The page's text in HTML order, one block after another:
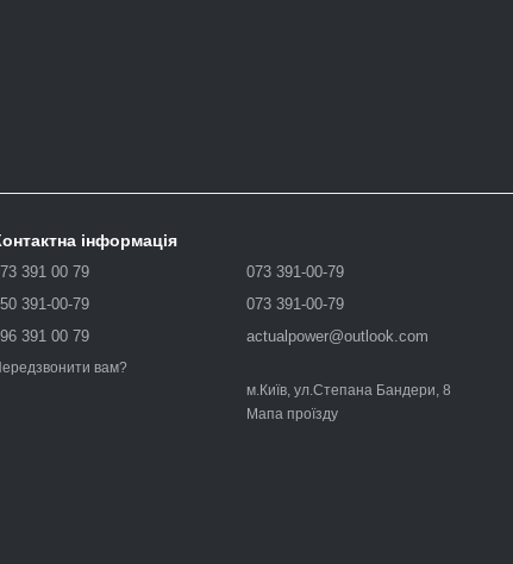
інформація
391 00 79
391-00-79
391 00 79
вам?
073 391-00-79
073 391-00-79
actualpower@outlook.com
м.Київ, ул.Степана Бандери, 8
Мапа проїзду